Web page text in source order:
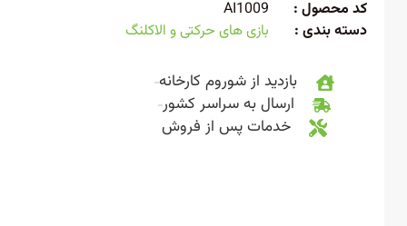
محصول :
AI1009
بندی :
بازی های حرکتی و الاکلنگ
بازدید از شوروم کارخانه
ارسال به سراسر کشور
خدمات پس از فروش